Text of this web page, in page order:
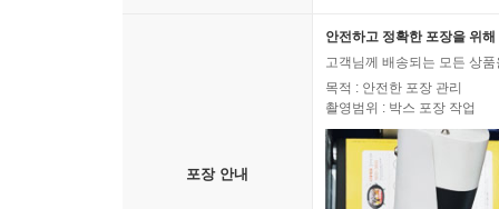
포장 안내
안전하고 정확한 포장을 위
고객님께 배송되는 모든 상
목적 : 안전한 포장 관리
촬영범위 : 박스 포장 작업